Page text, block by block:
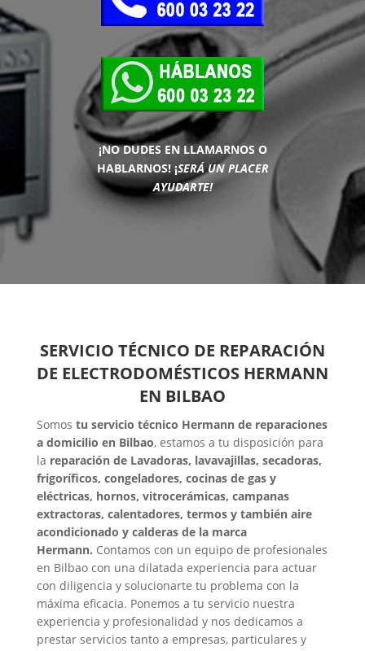
¡NO DUDES EN LLAMARNOS O
HABLARNOS! ¡SERÁ UN PLACER
AYUDARTE!
SERVICIO TÉCNICO DE REPARACIÓN
DE ELECTRODOMÉSTICOS HERMANN
EN BILBAO
Somos tu servicio técnico Hermann de reparaciones
a domicilio en Bilbao, estamos a tu disposición para
la reparación de Lavadoras, lavavajillas, secadoras,
frigoríficos, congeladores, cocinas de gas y
eléctricas, hornos, vitrocerámicas, campanas
extractoras, calentadores, termos y también aire
acondicionado y calderas de la marca
Hermann. Contamos con un equipo de profesionales
en Bilbao con una dilatada experiencia para actuar
con diligencia y solucionarte tu problema con la
máxima eficacia. Ponemos a tu servicio nuestra
experiencia y profesionalidad y nos dedicamos a
prestar servicios tanto a empresas, particulares y